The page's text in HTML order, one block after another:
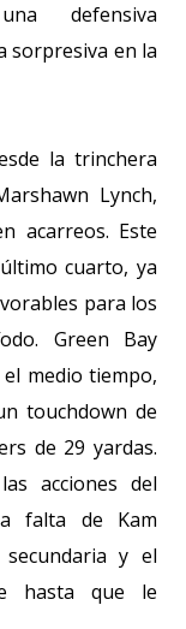
defensiva
sorpresiva en la
la trinchera
Lynch,
acarreos. Este
cuarto, ya
para los
Green Bay
medio tiempo,
touchdown de
de 29 yardas.
acciones del
falta de Kam
y el
hasta que le